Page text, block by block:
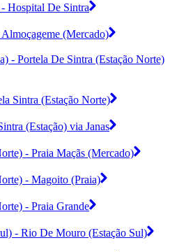
Hospital De Sintra
(Mercado)
- Portela De Sintra (Estação Norte)
Sintra (Estação Norte)
(Estação) via Janas
- Praia Maçãs (Mercado)
- Magoito (Praia)
- Praia Grande
- Rio De Mouro (Estação Sul)